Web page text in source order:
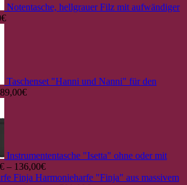
Notentasche, hellgrauer Filz mit aufwändiger
€
Taschenset "Hanni und Nanni" für den
89,00€
Instrumententasche "Isetta" ohne oder mit
€ – 136,00€
Harmonieharfe "Finja" aus massivem